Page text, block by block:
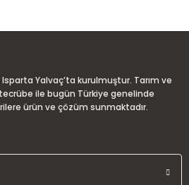
alternatifler olmalı.
Isparta Yalvaç’ta kurulmuştur. Tarım ve
ile bugün Türkiye genelinde
ürün ve çözüm sunmaktadır.